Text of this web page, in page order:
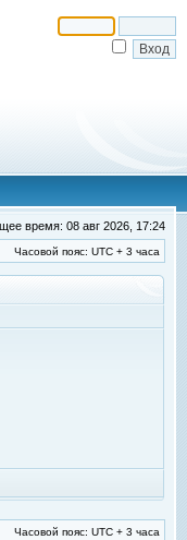
время: 08 авг 2026, 17:24
Часовой пояс: UTC + 3 часа
Часовой пояс: UTC + 3 часа